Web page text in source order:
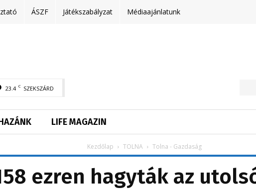
ÁSZF Játékszabályzat Médiaajánlatunk
23.4 C SZEKSZÁRD
LIFE MAGAZIN
Kezdőlap TOLNA Tolna - Gazdaság
ezren hagyták az